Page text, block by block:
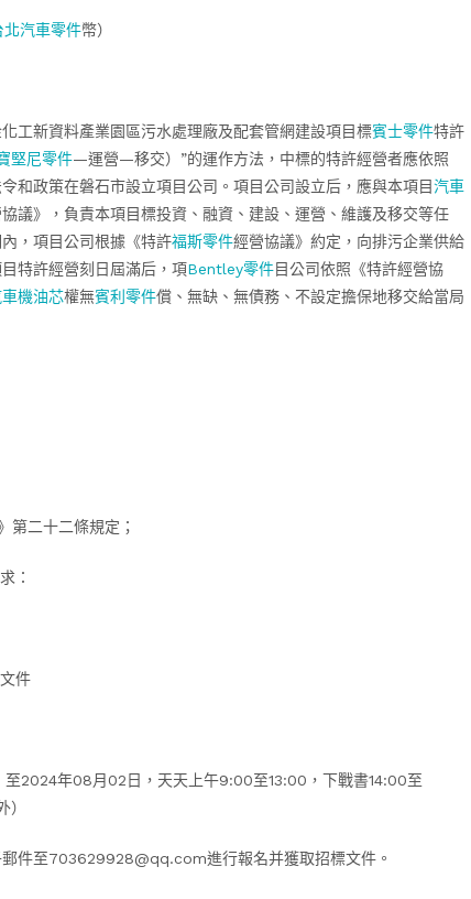
北汽車零件幣）
工新資料產業園區污水處理廠及配套管網建設項目標賓士零件特許
堅尼零件—運營—移交）”的運作方法，中標的特許經營者應依照
和政策在磐石市設立項目公司。項目公司設立后，應與本項目汽車
議》，負責本項目標投資、融資、建設、運營、維護及移交等任
，項目公司根據《特許福斯零件經營協議》約定，向排污企業供給
特許經營刻日屆滿后，項Bentley零件目公司依照《特許經營協
機油芯權無賓利零件償、無缺、無債務、不設定擔保地移交給當局
第二十二條規定；
：
件
2024年08月02日，天天上午9:00至13:00，下戰書14:00至
件至703629928@qq.com進行報名并獲取招標文件。